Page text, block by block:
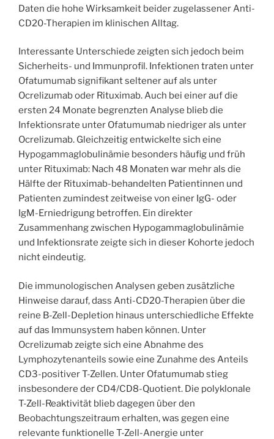
Daten die hohe Wirksamkeit beider zugelassener Anti-
CD20-Therapien im klinischen Alltag.
Interessante Unterschiede zeigten sich jedoch beim
Sicherheits- und Immunprofil. Infektionen traten unter
Ofatumumab signifikant seltener auf als unter
Ocrelizumab oder Rituximab. Auch bei einer auf die
ersten 24 Monate begrenzten Analyse blieb die
Infektionsrate unter Ofatumumab niedriger als unter
Ocrelizumab. Gleichzeitig entwickelte sich eine
Hypogammaglobulinämie besonders häufig und früh
unter Rituximab: Nach 48 Monaten war mehr als die
Hälfte der Rituximab-behandelten Patientinnen und
Patienten zumindest zeitweise von einer IgG- oder
IgM-Erniedrigung betroffen. Ein direkter
Zusammenhang zwischen Hypogammaglobulinämie
und Infektionsrate zeigte sich in dieser Kohorte jedoch
nicht eindeutig.
Die immunologischen Analysen geben zusätzliche
Hinweise darauf, dass Anti-CD20-Therapien über die
reine B-Zell-Depletion hinaus unterschiedliche Effekte
auf das Immunsystem haben können. Unter
Ocrelizumab zeigte sich eine Abnahme des
Lymphozytenanteils sowie eine Zunahme des Anteils
CD3-positiver T-Zellen. Unter Ofatumumab stieg
insbesondere der CD4/CD8-Quotient. Die polyklonale
T-Zell-Reaktivität blieb dagegen über den
Beobachtungszeitraum erhalten, was gegen eine
relevante funktionelle T-Zell-Anergie unter